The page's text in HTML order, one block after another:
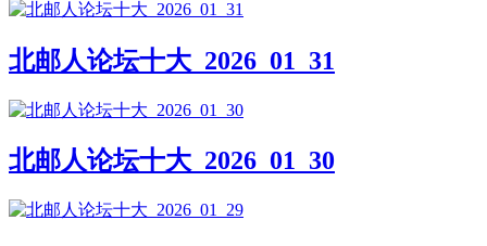
北邮人论坛十大_2026_01_31
北邮人论坛十大_2026_01_30